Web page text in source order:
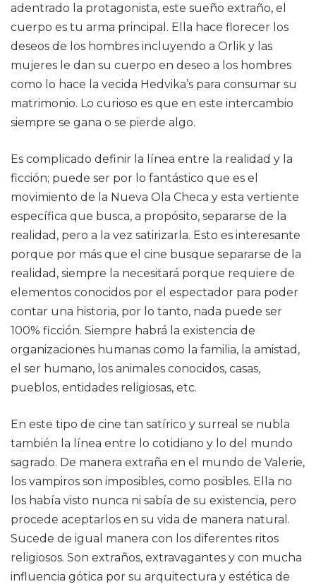
adentrado la protagonista, este sueño extraño, el
cuerpo es tu arma principal. Ella hace florecer los
deseos de los hombres incluyendo a Orlik y las
mujeres le dan su cuerpo en deseo a los hombres
como lo hace la vecida Hedvika’s para consumar su
matrimonio. Lo curioso es que en este intercambio
siempre se gana o se pierde algo.
Es complicado definir la línea entre la realidad y la
ficción; puede ser por lo fantástico que es el
movimiento de la Nueva Ola Checa y esta vertiente
específica que busca, a propósito, separarse de la
realidad, pero a la vez satirizarla. Esto es interesante
porque por más que el cine busque separarse de la
realidad, siempre la necesitará porque requiere de
elementos conocidos por el espectador para poder
contar una historia, por lo tanto, nada puede ser
100% ficción. Siempre habrá la existencia de
organizaciones humanas como la familia, la amistad,
el ser humano, los animales conocidos, casas,
pueblos, entidades religiosas, etc.
En este tipo de cine tan satírico y surreal se nubla
también la línea entre lo cotidiano y lo del mundo
sagrado. De manera extraña en el mundo de Valerie,
los vampiros son imposibles, como posibles. Ella no
los había visto nunca ni sabía de su existencia, pero
procede aceptarlos en su vida de manera natural.
Sucede de igual manera con los diferentes ritos
religiosos. Son extraños, extravagantes y con mucha
influencia gótica por su arquitectura y estética de